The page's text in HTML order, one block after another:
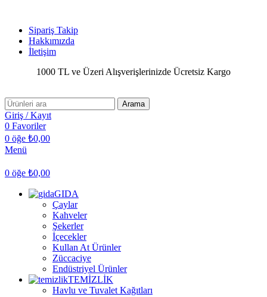
Sipariş Takip
Hakkımızda
İletişim
1000 TL ve Üzeri Alışverişlerinizde Ücretsiz Kargo
Arama
Giriş / Kayıt
0 Favoriler
0 öğe ₺0,00
Menü
0 öğe ₺0,00
GIDA
Çaylar
Kahveler
Şekerler
İçecekler
Kullan At Ürünler
Züccaciye
Endüstriyel Ürünler
TEMİZLİK
Havlu ve Tuvalet Kağıtları